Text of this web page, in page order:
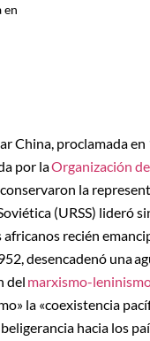
en
China, proclamada
por laOrganización
la
(URSS) lideró
recién
desencadenó una
del marxismo-
la «coexistencia
hacia los